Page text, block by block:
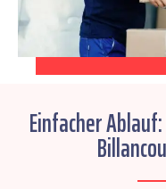
Einfacher